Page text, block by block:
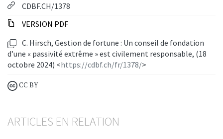
CDBF.CH/1378
VERSION PDF
C. Hirsch, Gestion de fortune : Un conseil de fondation
d’une « passivité extrême » est civilement responsable, (18
octobre 2024) <https://cdbf.ch/fr/1378/>
CC BY
ARTICLES EN RELATION